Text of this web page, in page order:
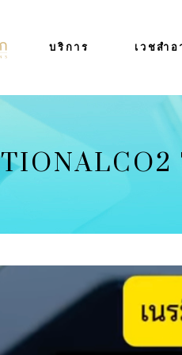
บริการ เวชสำ